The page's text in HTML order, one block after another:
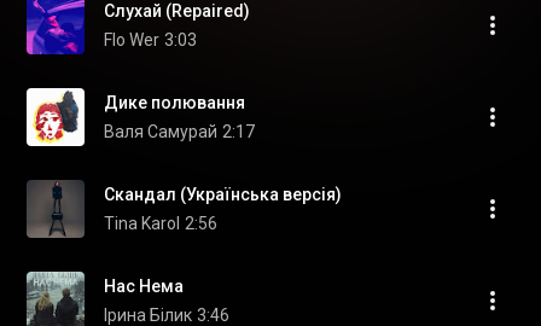
Слухай (Repaired)
Flo Wer 3:03
Дике полювання
Валя Самурай 2:17
Скандал (Українська версія)
Tina Karol 2:56
Нас Нема
Ірина Білик 3:46